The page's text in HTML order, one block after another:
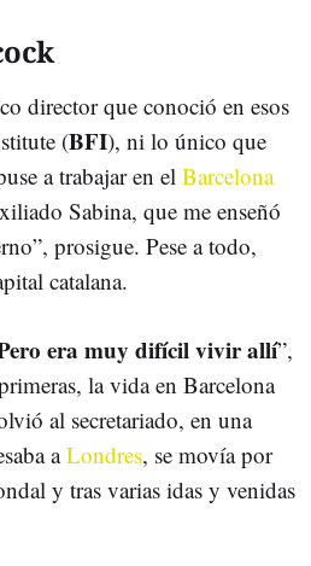
director que conoció en esos
(BFI), ni lo único que
a trabajar en elBarcelona
Sabina, que me enseñó
prosigue. Pese a todo,
catalana.
era muy difícil vivir allí”,
la vida en Barcelona
al secretariado, en una
aLondres, se movía por
y tras varias idas y venidas